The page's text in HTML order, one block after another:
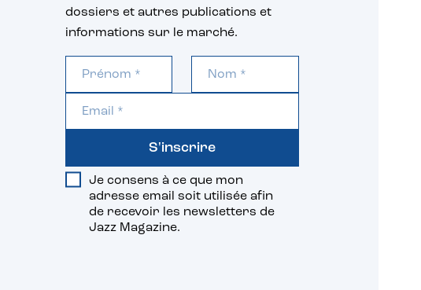
dossiers et autres publications et
informations sur le marché.
Je consens à ce que mon
adresse email soit utilisée afin
de recevoir les newsletters de
Jazz Magazine.
S'inscrire